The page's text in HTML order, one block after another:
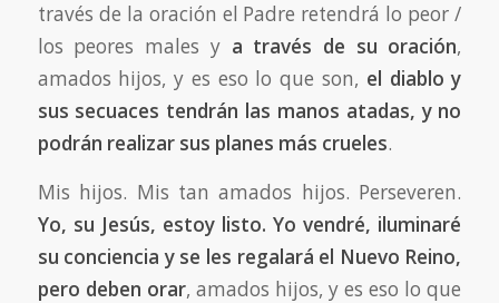
través de la oración el Padre retendrá lo peor /
los peores males y a través de su oración,
amados hijos, y es eso lo que son, el diablo y
sus secuaces tendrán las manos atadas, y no
podrán realizar sus planes más crueles.
Mis hijos. Mis tan amados hijos. Perseveren.
Yo, su Jesús, estoy listo. Yo vendré, iluminaré
su conciencia y se les regalará el Nuevo Reino,
pero deben orar, amados hijos, y es eso lo que